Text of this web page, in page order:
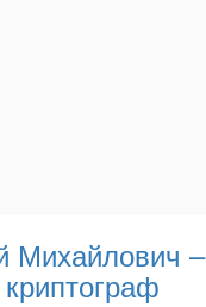
Михайлович –